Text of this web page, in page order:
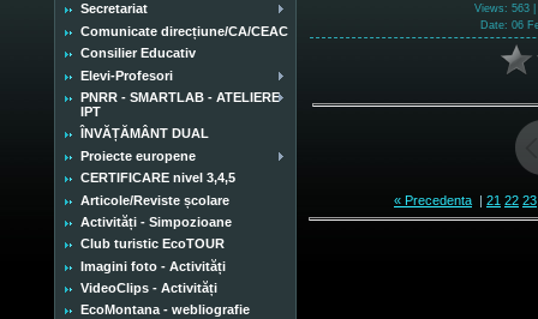
Secretariat
Comunicate direcțiune/CA/CEAC
Consilier Educativ
Elevi-Profesori
PNRR - SMARTLAB - ATELIERE
IPT
ÎNVĂȚĂMÂNT DUAL
Proiecte europene
CERTIFICARE nivel 3,4,5
Articole/Reviste școlare
Activități - Simpozioane
Club turistic EcoTOUR
Imagini foto - Activități
VideoClips - Activități
EcoMontana - webliografie
Views: 563 |
Date: 06
« Precedenta | 21 22 23